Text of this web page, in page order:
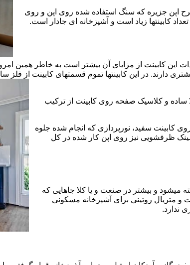
اپن جزیره که سنگ استفاده شده روی اپن و روی
کابینتها زیاد است و آشپزخانه ای جادار است.
این کابینت از مزایای آن بیشتر است به خاطر همین
دارند. در این کابینتها تموم قسمتهای کابینت از فلز
ساده و کلاسیک صفحه روی کابینت از ترکیب
کابینت سفید، نورپردازی که انجام شده جلوه
ظرفشویی نیز روی اپن کار شده در کل
میشود و بیشتر در صنعت و یا کلا جاهایی که
و متریال روتینی برای آشپزخانه مسکونی
ندارد.